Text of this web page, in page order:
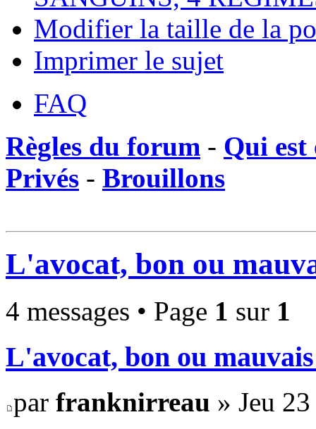
Modifier la taille de la
Imprimer le sujet
FAQ
Règles du forum - Qui est
Privés - Brouillons
L'avocat, bon ou
4 messages • Page 1 sur 1
L'avocat, bon ou
par franknirreau » Jeu